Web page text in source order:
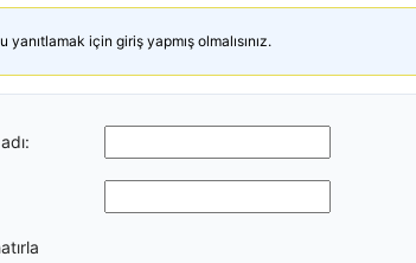
yanıtlamak için giriş yapmış olmalısınız.